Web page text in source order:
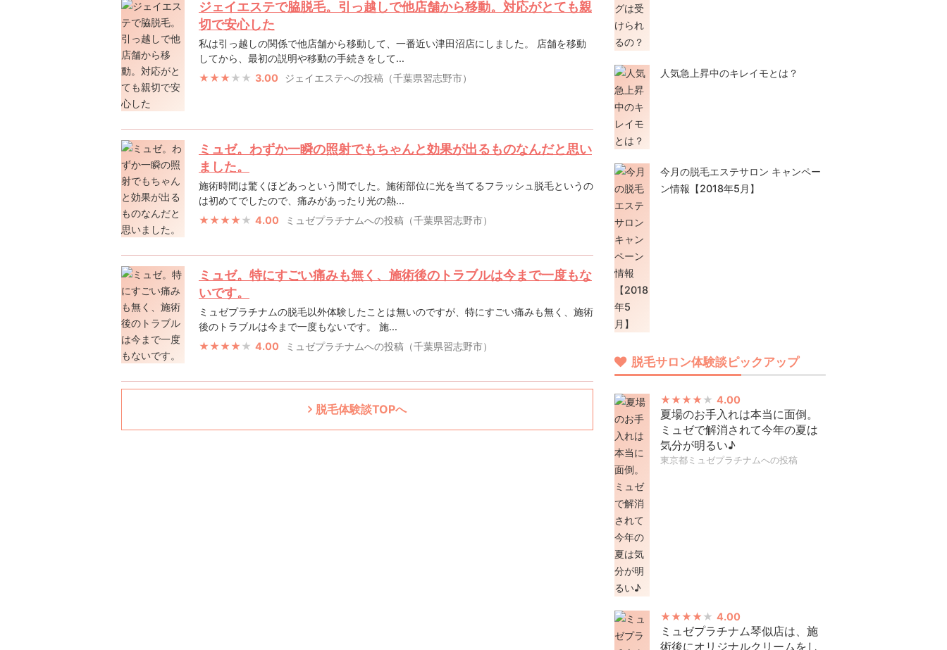
ジェイエステで脇脱毛。引っ越しで他店舗から移動。対応がとても親
切で安心した
私は引っ越しの関係で他店舗から移動して、一番近い津田沼店にしました。 店舗を移動
してから、最初の説明や移動の手続きをして...
3.00 ジェイエステへの投稿（千葉県習志野市）
ミュゼ。わずか一瞬の照射でもちゃんと効果が出るものなんだと思い
ました。
施術時間は驚くほどあっという間でした。施術部位に光を当てるフラッシュ脱毛というの
は初めてでしたので、痛みがあったり光の熱...
4.00 ミュゼプラチナムへの投稿（千葉県習志野市）
ミュゼ。特にすごい痛みも無く、施術後のトラブルは今まで一度もな
いです。
ミュゼプラチナムの脱毛以外体験したことは無いのですが、特にすごい痛みも無く、施術
後のトラブルは今まで一度もないです。 施...
4.00 ミュゼプラチナムへの投稿（千葉県習志野市）
脱毛体験談TOPへ
人気急上昇中のキレイモとは？
今月の脱毛エステサロン キャンペー
ン情報【2018年5月】
脱毛サロン体験談ピックアップ
4.00
夏場のお手入れは本当に面倒。
ミュゼで解消されて今年の夏は
気分が明るい♪
東京都ミュゼプラチナムへの投稿
4.00
ミュゼプラチナム琴似店は、施
術後にオリジナルクリームをし